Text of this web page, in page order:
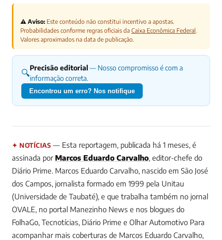
⚠️ Aviso: Este conteúdo não constitui incentivo a apostas.
Probabilidades conforme regras oficiais da Caixa Econômica Federal.
Valores aproximados na data de publicação.
🔍Precisão editorial — Nosso compromisso é com a
informação correta.
Encontrou um erro? Nos notifique
✦ NOTÍCIAS — Esta reportagem, publicada há 1 meses, é
assinada por Marcos Eduardo Carvalho , editor-chefe do
Diário Prime. Marcos Eduardo Carvalho, nascido em São José
dos Campos, jornalista formado em 1999 pela Unitau
(Universidade de Taubaté), e que trabalha também no jornal
OVALE, no portal Manezinho News e nos blogues do
FolhaGo, Tecnotícias, Diário Prime e Olhar Automotivo Para
acompanhar mais coberturas de Marcos Eduardo Carvalho,